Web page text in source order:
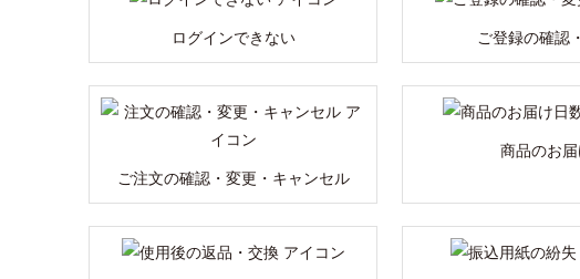
ログインできない ご登録の確認
ご注文の確認・変更・キャンセル
商品のお